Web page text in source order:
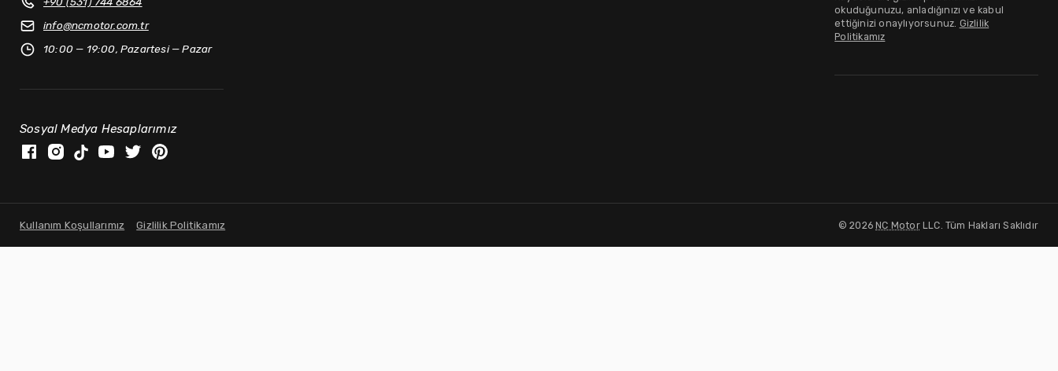
info@ncmotor.com.tr
10:00 — 19:00, Pazartesi — Pazar
Sosyal Medya Hesaplarımız
okuduğunuzu, anladığınızı ve kabul
ettiğinizi onaylıyorsunuz. Gizlilik
Politikamız
Kullanım Koşullarımız Gizlilik Politikamız ©2026 NC MotorLLC. Tüm Hakları Saklıdır